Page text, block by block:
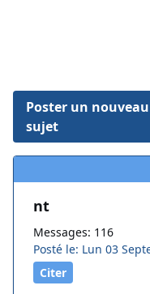
Poster un nouveau
sujet
nt
Messages: 116
Posté le: Lun 03
Citer